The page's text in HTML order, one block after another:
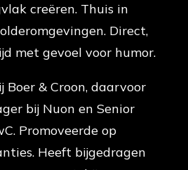
creëren. Thuis in
Direct,
met gevoel voor humor.
Boer & Croon, daarvoor
bij Nuon en Senior
Promoveerde op
Heeft bijgedragen